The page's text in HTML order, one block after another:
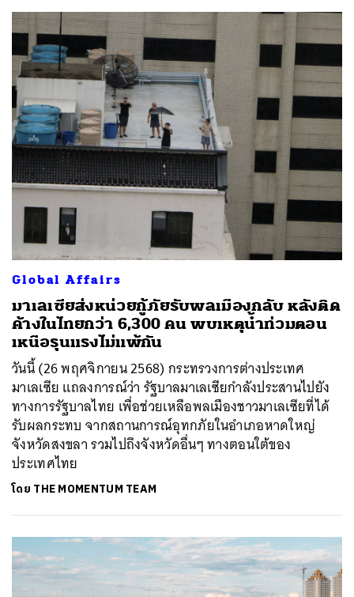
Global Affairs
มาเลเซียส่งหน่วยกู้ภัยรับพลเมืองกลับ หลังติด
ค้างในไทยกว่า 6,300 คน พบเหตุน้ำท่วมตอน
เหนือรุนแรงไม่แพ้กัน
วันนี้ (26 พฤศจิกายน 2568) กระทรวงการต่างประเทศ
มาเลเซีย แถลงการณ์ว่า รัฐบาลมาเลเซียกำลังประสานไปยัง
ทางการรัฐบาลไทย เพื่อช่วยเหลือพลเมืองชาวมาเลเซียที่ได้
รับผลกระทบ จากสถานการณ์อุทกภัยในอำเภอหาดใหญ่
จังหวัดสงขลา รวมไปถึงจังหวัดอื่นๆ ทางตอนใต้ของ
ประเทศไทย
โดย THE MOMENTUM TEAM